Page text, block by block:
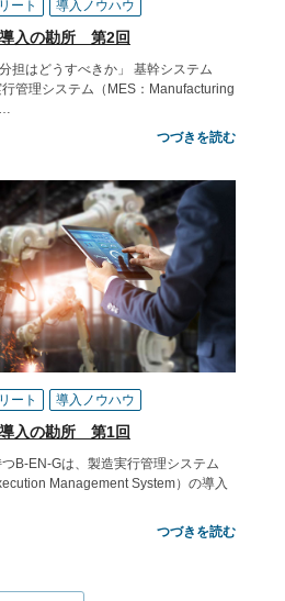
ート 導入ノウハウ
入の勘所 第2回
担はどうすべきか」 基幹システム
行管理システム（MES：Manufacturing
つづきを読む
ート 導入ノウハウ
入の勘所 第1回
B-EN-Gは、製造実行管理システム
Management System）の導入
つづきを読む